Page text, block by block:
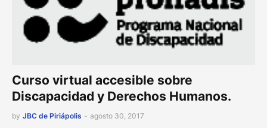
Curso virtual accesible sobre
Discapacidad y Derechos Humanos.
by JBC de Piriápolis - agosto 30, 2017